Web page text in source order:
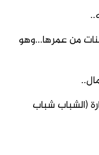
من عمرها…وهو
(الشباب شباب